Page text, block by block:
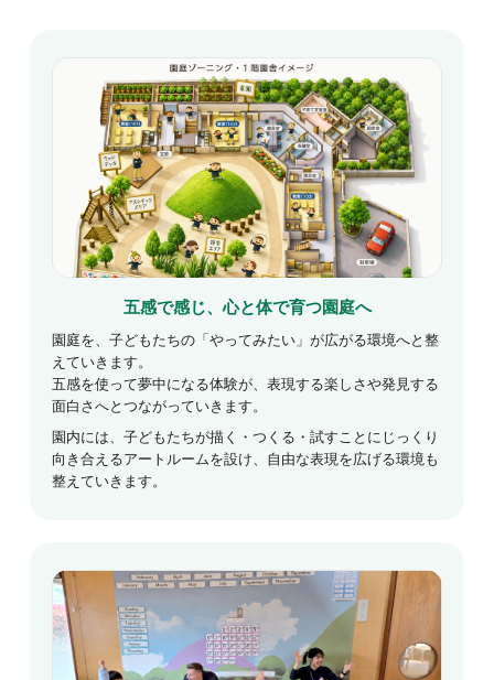
五感で感じ、心と体で育つ園庭へ
園庭を、子どもたちの「やってみたい」が広がる環境へと整
えていきます。
五感を使って夢中になる体験が、表現する楽しさや発見する
面白さへとつながっていきます。
園内には、子どもたちが描く・つくる・試すことにじっくり
向き合えるアートルームを設け、自由な表現を広げる環境も
整えていきます。